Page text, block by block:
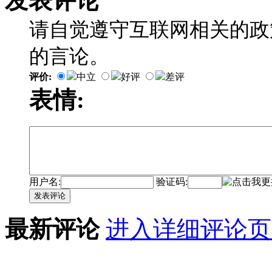
请自觉遵守互联网相关的
的言论。
评价: 中立 好评 差评
表情:
用户名: 验证码:
发表评论
最新评论 进入详细评论